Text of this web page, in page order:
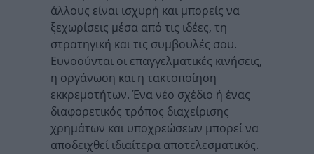
άλλους είναι ισχυρή και μπορείς να
ξεχωρίσεις μέσα από τις ιδέες, τη
στρατηγική και τις συμβουλές σου.
Ευνοούνται οι επαγγελματικές κινήσεις,
η οργάνωση και η τακτοποίηση
εκκρεμοτήτων. Ένα νέο σχέδιο ή ένας
διαφορετικός τρόπος διαχείρισης
χρημάτων και υποχρεώσεων μπορεί να
αποδειχθεί ιδιαίτερα αποτελεσματικός.